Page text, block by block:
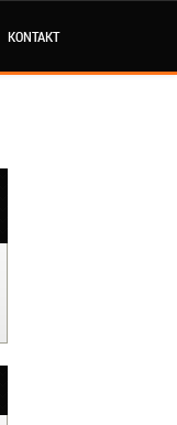
KONTAKT